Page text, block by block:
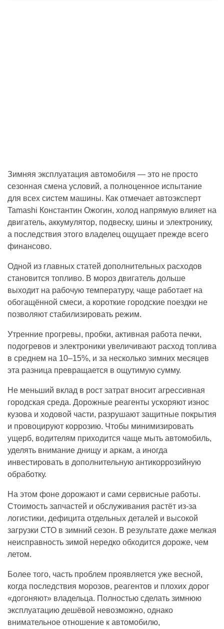
Зимняя эксплуатация автомобиля — это не просто
сезонная смена условий, а полноценное испытание
для всех систем машины. Как отмечает автоэксперт
Tamashi Константин Ожогин, холод напрямую влияет на
двигатель, аккумулятор, подвеску, шины и электронику,
а последствия этого владелец ощущает прежде всего
финансово.
Одной из главных статей дополнительных расходов
становится топливо. В мороз двигатель дольше
выходит на рабочую температуру, чаще работает на
обогащённой смеси, а короткие городские поездки не
позволяют стабилизировать режим.
Утренние прогревы, пробки, активная работа печки,
подогревов и электроники увеличивают расход топлива
в среднем на 10–15%, и за несколько зимних месяцев
эта разница превращается в ощутимую сумму.
Не меньший вклад в рост затрат вносит агрессивная
городская среда. Дорожные реагенты ускоряют износ
кузова и ходовой части, разрушают защитные покрытия
и провоцируют коррозию. Чтобы минимизировать
ущерб, водителям приходится чаще мыть автомобиль,
уделять внимание днищу и аркам, а иногда
инвестировать в дополнительную антикоррозийную
обработку.
На этом фоне дорожают и сами сервисные работы.
Стоимость запчастей и обслуживания растёт из-за
логистики, дефицита отдельных деталей и высокой
загрузки СТО в зимний сезон. В результате даже мелкая
неисправность зимой нередко обходится дороже, чем
летом.
Более того, часть проблем проявляется уже весной,
когда последствия морозов, реагентов и плохих дорог
«догоняют» владельца. Полностью сделать зимнюю
эксплуатацию дешёвой невозможно, однако
внимательное отношение к автомобилю,